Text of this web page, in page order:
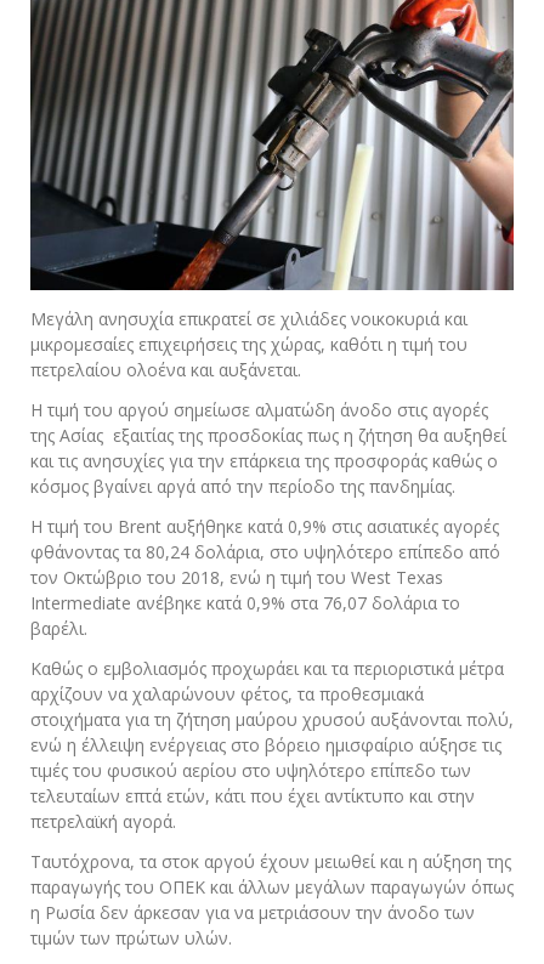
Μεγάλη ανησυχία επικρατεί σε χιλιάδες νοικοκυριά και
μικρομεσαίες επιχειρήσεις της χώρας, καθότι η τιμή του
πετρελαίου ολοένα και αυξάνεται.
Η τιμή του αργού σημείωσε αλματώδη άνοδο στις αγορές
της Ασίας εξαιτίας της προσδοκίας πως η ζήτηση θα αυξηθεί
και τις ανησυχίες για την επάρκεια της προσφοράς καθώς ο
κόσμος βγαίνει αργά από την περίοδο της πανδημίας.
Η τιμή του Brent αυξήθηκε κατά 0,9% στις ασιατικές αγορές
φθάνοντας τα 80,24 δολάρια, στο υψηλότερο επίπεδο από
τον Οκτώβριο του 2018, ενώ η τιμή του West Texas
Intermediate ανέβηκε κατά 0,9% στα 76,07 δολάρια το
βαρέλι.
Καθώς ο εμβολιασμός προχωράει και τα περιοριστικά μέτρα
αρχίζουν να χαλαρώνουν φέτος, τα προθεσμιακά
στοιχήματα για τη ζήτηση μαύρου χρυσού αυξάνονται πολύ,
ενώ η έλλειψη ενέργειας στο βόρειο ημισφαίριο αύξησε τις
τιμές του φυσικού αερίου στο υψηλότερο επίπεδο των
τελευταίων επτά ετών, κάτι που έχει αντίκτυπο και στην
πετρελαϊκή αγορά.
Ταυτόχρονα, τα στοκ αργού έχουν μειωθεί και η αύξηση της
παραγωγής του ΟΠΕΚ και άλλων μεγάλων παραγωγών όπως
η Ρωσία δεν άρκεσαν για να μετριάσουν την άνοδο των
τιμών των πρώτων υλών.